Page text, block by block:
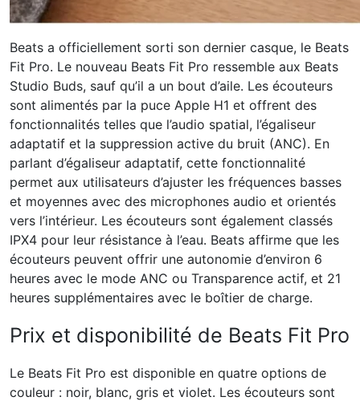
Beats a officiellement sorti son dernier casque, le Beats
Fit Pro. Le nouveau Beats Fit Pro ressemble aux Beats
Studio Buds, sauf qu’il a un bout d’aile. Les écouteurs
sont alimentés par la puce Apple H1 et offrent des
fonctionnalités telles que l’audio spatial, l’égaliseur
adaptatif et la suppression active du bruit (ANC). En
parlant d’égaliseur adaptatif, cette fonctionnalité
permet aux utilisateurs d’ajuster les fréquences basses
et moyennes avec des microphones audio et orientés
vers l’intérieur. Les écouteurs sont également classés
IPX4 pour leur résistance à l’eau. Beats affirme que les
écouteurs peuvent offrir une autonomie d’environ 6
heures avec le mode ANC ou Transparence actif, et 21
heures supplémentaires avec le boîtier de charge.
Prix ​​et disponibilité de Beats Fit Pro
Le Beats Fit Pro est disponible en quatre options de
couleur : noir, blanc, gris et violet. Les écouteurs sont